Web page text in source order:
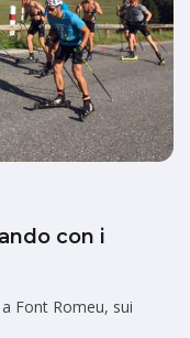
con i
Font Romeu, sui